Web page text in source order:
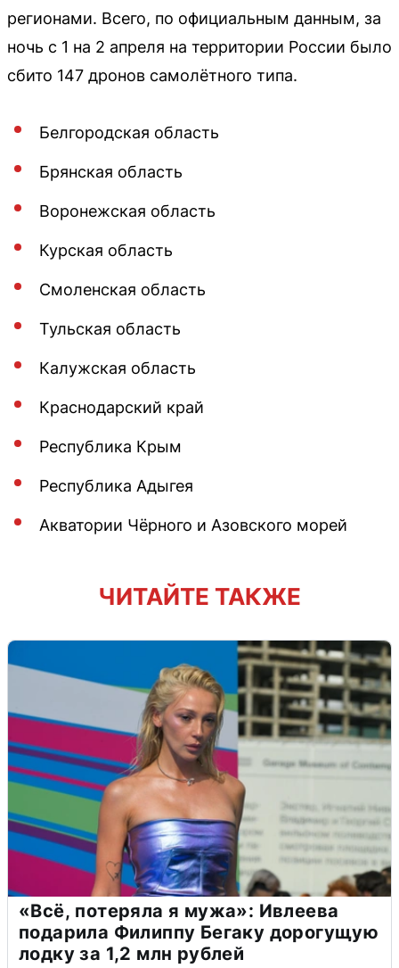
регионами. Всего, по официальным данным, за
ночь с 1 на 2 апреля на территории России было
сбито 147 дронов самолётного типа.
Белгородская область
Брянская область
Воронежская область
Курская область
Смоленская область
Тульская область
Калужская область
Краснодарский край
Республика Крым
Республика Адыгея
Акватории Чёрного и Азовского морей
ЧИТАЙТЕ ТАКЖЕ
«Всё, потеряла я мужа»: Ивлеева
подарила Филиппу Бегаку дорогущую
лодку за 1,2 млн рублей